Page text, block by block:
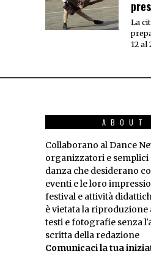
La
12 al
ABOUT
Collaborano al Dance
organizzatori e semplici
danza che desiderano
eventi e le loro
festival e attività
è vietata la riproduzione
testi e fotografie senza
scritta della redazione
Comunicaci la tua